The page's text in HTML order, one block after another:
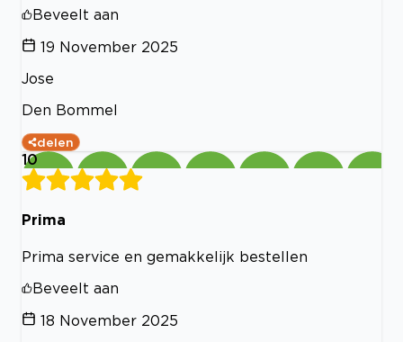
Beveelt aan
19 November 2025
Jose
Den Bommel
delen
10
Prima
Prima service en gemakkelijk bestellen
Beveelt aan
18 November 2025